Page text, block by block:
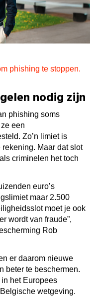
phishing te stoppen.
nodig zijn
phishing soms
een
Zo’n limiet is
Maar dat slot
criminelen het toch
euro’s
maar 2.500
moet je ook
wordt van fraude”,
Rob
er daarom nieuwe
beter te beschermen.
het Europees
wetgeving.